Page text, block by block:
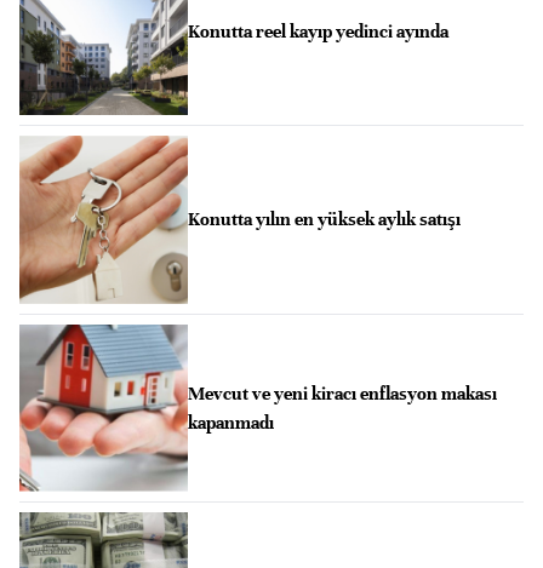
Konutta reel kayıp yedinci ayında
Konutta yılın en yüksek aylık satışı
Mevcut ve yeni kiracı enflasyon makası
kapanmadı